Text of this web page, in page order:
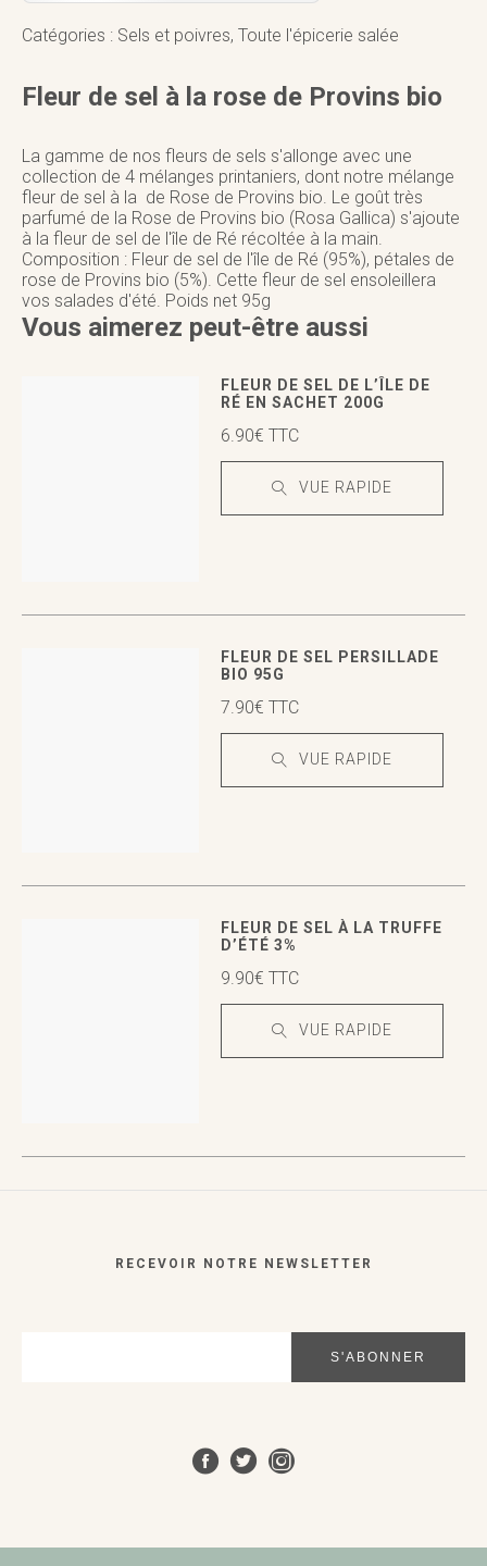
Catégories : Sels et poivres, Toute l'épicerie salée
Fleur de sel à la rose de Provins bio
La gamme de nos fleurs de sels s'allonge avec une
collection de 4 mélanges printaniers, dont notre mélange
fleur de sel à la de Rose de Provins bio. Le goût très
parfumé de la Rose de Provins bio (Rosa Gallica) s'ajoute
à la fleur de sel de l'île de Ré récoltée à la main.
Composition : Fleur de sel de l'île de Ré (95%), pétales de
rose de Provins bio (5%). Cette fleur de sel ensoleillera
vos salades d'été. Poids net 95g
Vous aimerez peut-être aussi
FLEUR DE SEL DE L’ÎLE DE
RÉ EN SACHET 200G
6.90€ TTC
VUE RAPIDE
FLEUR DE SEL PERSILLADE
BIO 95G
7.90€ TTC
VUE RAPIDE
FLEUR DE SEL À LA TRUFFE
D’ÉTÉ 3%
9.90€ TTC
VUE RAPIDE
RECEVOIR NOTRE NEWSLETTER